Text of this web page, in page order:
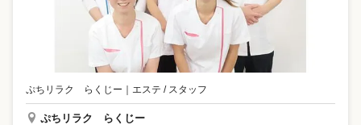
ぷちリラク らくじー ｜ エステ / スタッフ
ぷちリラク らくじー